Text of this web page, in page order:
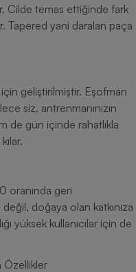
Cilde temas ettiğinde fark
Tapered yani daralan paça
geliştirilmiştir. Eşofman
siz, antrenmanınızın
de gün içinde rahatlıkla
oranında geri
doğaya olan katkınıza
yüksek kullanıcılar için de
Özellikler